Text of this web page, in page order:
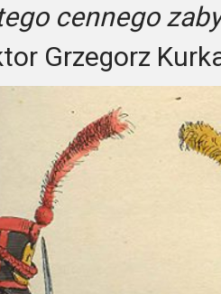
cennego
Grzegorz